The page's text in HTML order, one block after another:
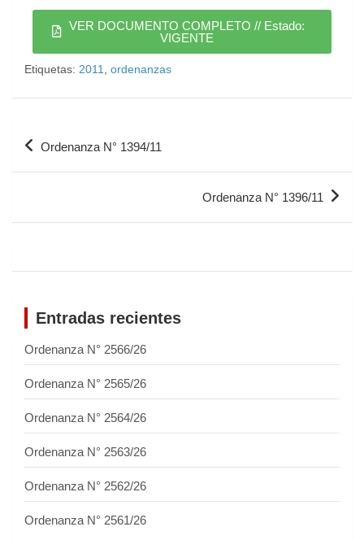
VER DOCUMENTO COMPLETO // Estado:
VIGENTE
Etiquetas: 2011 ordenanzas
Ordenanza N° 1394/11
Ordenanza N° 1396/11
Entradas recientes
Ordenanza N° 2566/26
Ordenanza N° 2565/26
Ordenanza N° 2564/26
Ordenanza N° 2563/26
Ordenanza N° 2562/26
Ordenanza N° 2561/26